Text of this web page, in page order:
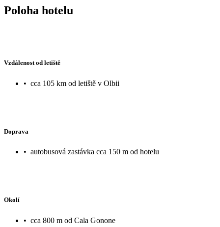
Poloha hotelu
Vzdálenost od letiště
• cca 105 km od letiště v Olbii
Doprava
• autobusová zastávka cca 150 m od hotelu
Okolí
• cca 800 m od Cala Gonone